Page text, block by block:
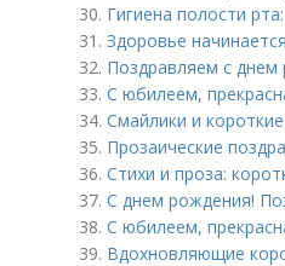
30. Гигиена полости
31. Здоровье
32. Поздравляем с
33. С юбилеем,
34. Смайлики и
35. Прозаические
36. Стихи и проза:
37. С днем рождения!
38. С юбилеем,
39. Вдохновляющие